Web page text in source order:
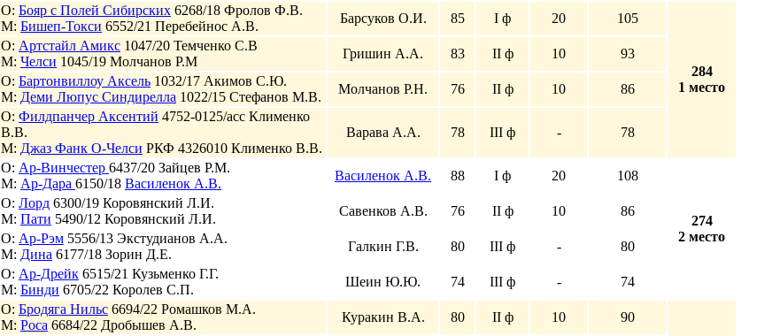
О: Бояр с Полей Сибирских 6268/18 Фролов Ф.В.
М: Бишеп-Токси 6552/21 Перебейнос А.В.
Барсуков О.И. 85 I ф 20 105
284
1 место
О: Артстайл Амикс 1047/20 Темченко С.В
М: Челси 1045/19 Молчанов Р.М
Гришин А.А. 83 II ф 10 93
О: Бартонвиллоу Аксель 1032/17 Акимов С.Ю.
М: Деми Люпус Синдирелла 1022/15 Стефанов М.В.
Молчанов Р.Н. 76 II ф 10 86
О: Филдпанчер Аксентий 4752-0125/асс Клименко
В.В.
М: Джаз Фанк О-Челси РКФ 4326010 Клименко В.В.
Варава А.А. 78 III ф - 78
О: Ар-Винчестер 6437/20 Зайцев Р.М.
М: Ар-Дара 6150/18 Василенок А.В.
Василенок А.В. 88 I ф 20 108
274
2 место
О: Лорд 6300/19 Коровянский Л.И.
М: Пати 5490/12 Коровянский Л.И.
Савенков А.В. 76 II ф 10 86
О: Ар-Рэм 5556/13 Экстудианов А.А.
М: Дина 6177/18 Зорин Д.Е.
Галкин Г.В. 80 III ф - 80
О: Ар-Дрейк 6515/21 Кузьменко Г.Г.
М: Бинди 6705/22 Королев С.П.
Шеин Ю.Ю. 74 III ф - 74
О: Бродяга Нильс 6694/22 Ромашков М.А.
М: Роса 6684/22 Дробышев А.В.
Куракин В.А. 80 II ф 10 90